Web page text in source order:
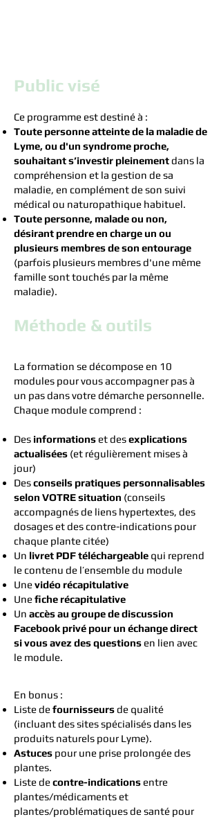
Public visé
Ce programme est destiné à :
Toute personne atteinte de la maladie de
Lyme, ou d'un syndrome proche,
souhaitant s’investir pleinementdans la
compréhension et la gestion de sa
maladie, en complément de son suivi
médical ou naturopathique habituel.
Toute personne, malade ou non,
désirant prendre en charge un ou
plusieurs membres de son entourage
(parfois plusieurs membres d'une même
famille sont touchés par la même
maladie).
Méthode & outils
La formation se décompose en 10
modules pour vous accompagner pas à
un pas dans votre démarche personnelle.
Chaque module comprend :
Des informationset desexplications
actualisées (et régulièrement mises à
jour)
Desconseils pratiques personnalisables
selon VOTRE situation (conseils
accompagnés de liens hypertextes, des
dosages et des contre-indications pour
chaque plante citée)
Un livret PDF téléchargeable qui reprend
le contenu de l’ensemble du module
Unevidéo récapitulative
Unefiche récapitulative
Un accès au groupe de discussion
Facebook privé pour un échange direct
si vous avez des questionsen lien avec
le module.
En bonus :
Liste defournisseursde qualité
(incluant des sites spécialisés dans les
produits naturels pour Lyme).
Astuces pour une prise prolongée des
plantes.
Liste decontre-indicationsentre
plantes/médicaments et
plantes/problématiques de santé pour